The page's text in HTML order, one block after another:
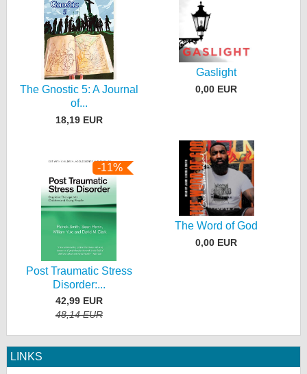
The Gnostic 5: A Journal
of...
18,19 EUR
Gaslight
0,00 EUR
-11%
Post Traumatic Stress
Disorder:...
42,99 EUR
48,14 EUR
The Word of God
0,00 EUR
LINKS